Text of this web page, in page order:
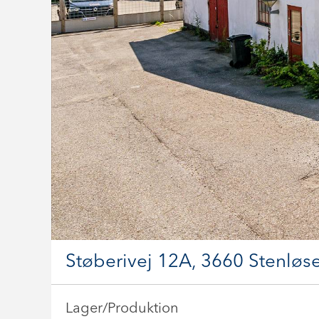
Støberivej 12A, 3660
Lager/Produktion